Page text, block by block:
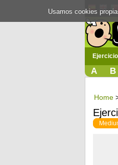
A B
Home
Usamos cookies